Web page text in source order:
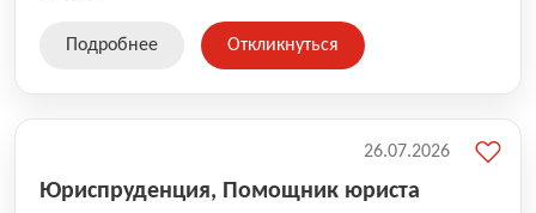
SKU, премиальные бренды кормов и собственные
Подробнее Откликнуться
Юриспруденция, Помощник юриста
26.07.2026